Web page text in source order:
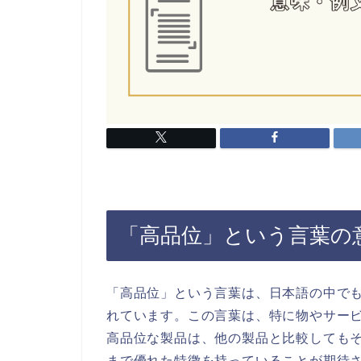
「高品位」という言葉
「高品位」という言葉は、日本語の中
れています。この言葉は、特に物やサー
高品位な製品は、他の製品と比較しても